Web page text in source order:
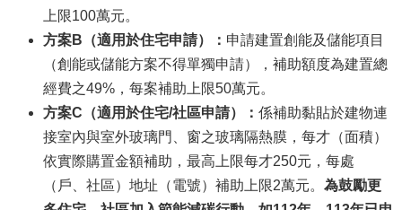
上限100萬元。
方案B （適用於住宅申請）： 申請建置創能及儲能項目
（創能或儲能方案不得單獨申請），補助額度為建置總
經費之49%，每案補助上限50萬元。
方案C （適用於住宅/社區申請）： 係補助黏貼於建物連
接室內與室外玻璃門、窗之玻璃隔熱膜，每才（面積）
依實際購置金額補助，最高上限每才250元，每處
（戶、社區）地址（電號）補助上限2萬元。 為鼓勵更